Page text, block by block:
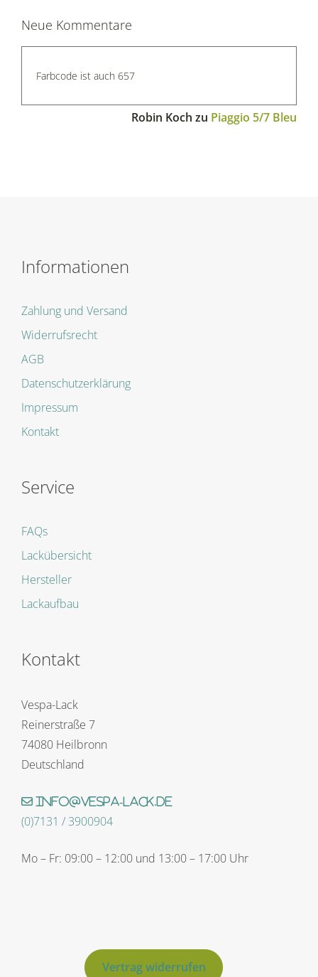
Neue Kommentare
Farbcode ist auch 657
Robin Koch zu Piaggio 5/7 Bleu
Informationen
Zahlung und Versand
Widerrufsrecht
AGB
Datenschutzerklärung
Impressum
Kontakt
Service
FAQs
Lackübersicht
Hersteller
Lackaufbau
Kontakt
Vespa-Lack
Reinerstraße 7
74080 Heilbronn
Deutschland
info@vespa-lack.de
(0)7131 / 3900904
Mo – Fr: 09:00 – 12:00 und 13:00 – 17:00 Uhr
Vertrag widerrufen